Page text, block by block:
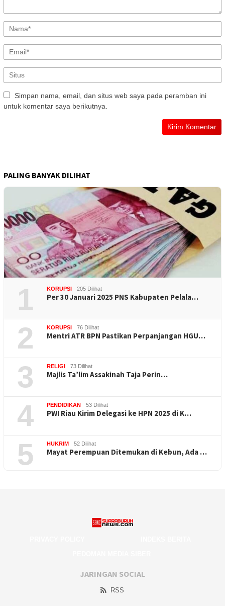
Simpan nama, email, dan situs web saya pada peramban ini
untuk komentar saya berikutnya.
PALING BANYAK DILIHAT
1 KORUPSI 205 Dilihat
Per 30 Januari 2025 PNS Kabupaten Pelala…
2 KORUPSI 76 Dilihat
Mentri ATR BPN Pastikan Perpanjangan HGU…
3 RELIGI 73 Dilihat
Majlis Ta’lim Assakinah Taja Perin…
4 PENDIDIKAN 53 Dilihat
PWI Riau Kirim Delegasi ke HPN 2025 di K…
5 HUKRIM 52 Dilihat
Mayat Perempuan Ditemukan di Kebun, Ada …
JARINGAN SOCIAL
RSS